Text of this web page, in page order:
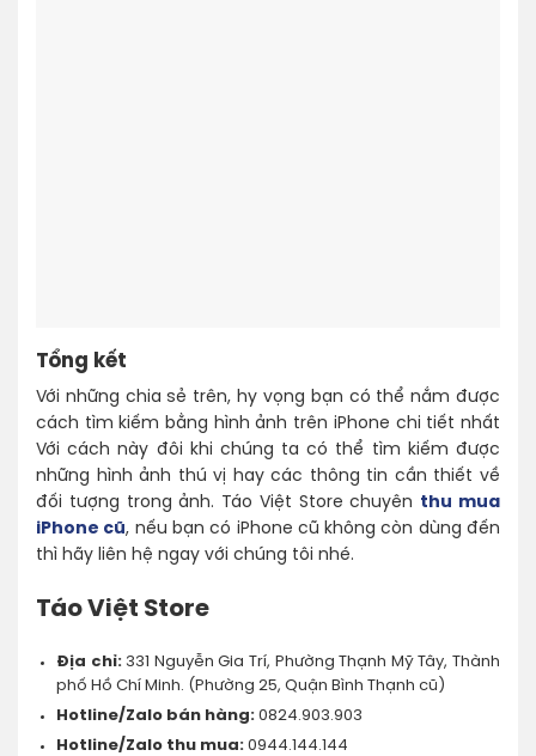
Tổng kết
Với những chia sẻ trên, hy vọng bạn có thể nắm được
cách tìm kiếm bằng hình ảnh trên iPhone chi tiết nhất
Với cách này đôi khi chúng ta có thể tìm kiếm được
những hình ảnh thú vị hay các thông tin cần thiết về
đối tượng trong ảnh. Táo Việt Store chuyên thu mua
iPhone cũ, nếu bạn có iPhone cũ không còn dùng đến
thì hãy liên hệ ngay với chúng tôi nhé.
Táo Việt Store
Địa chỉ:331 Nguyễn Gia Trí, Phường Thạnh Mỹ Tây, Thành
phố Hồ Chí Minh. (Phường 25, Quận Bình Thạnh cũ)
Hotline/Zalo bán hàng:0824.903.903
Hotline/Zalo thu mua:0944.144.144